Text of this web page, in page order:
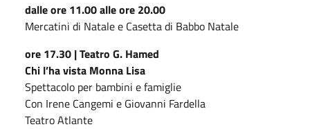
dalle ore 11.00 alle ore 20.00
Mercatini di Natale e Casetta di Babbo Natale
ore 17.30 | Teatro G. Hamed
Chi l’ha vista Monna Lisa
Spettacolo per bambini e famiglie
Con Irene Cangemi e Giovanni Fardella
Teatro Atlante